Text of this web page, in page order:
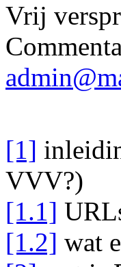
Vrij
[1]
VVV?)
[1.1]
[1.2] wat